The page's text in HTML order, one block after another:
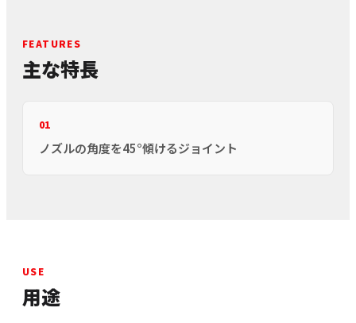
FEATURES
主な特長
01
ノズルの角度を45°傾けるジョイント
USE
用途